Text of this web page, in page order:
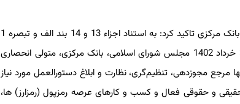
مسعود پزشکیان رئیس جمهوری اسلامی ایران 15 بهمن 1403 در نامه‌ای به رئیس‌کل بانک مرکزی تاکید کرد: به استناد اجزاء 13 و 14 بند الف و تبصره 1
ماده 4 و مفاد مقرر در ماده 59 قانون بانک مرکزی جمهوری اسلامی ایران، مصوب 30 خرداد 1402 مجلس شورای اسلامی، بانک مرکزی، متولی انحصاری
مرجع مجوزدهی، تنظیم‌گری، نظارت و ابلاغ دستورالعمل مورد نیاز
و حقوقی فعال و کسب و کارهای عرصه رمزپول (رمزارز) ها،